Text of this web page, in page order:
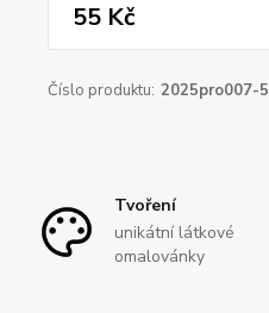
55 Kč
Číslo produktu: 2025pro007-5
Tvoření
unikátní látkové
omalovánky